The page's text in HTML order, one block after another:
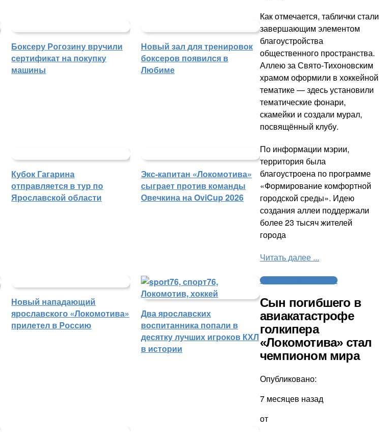
Боксеру Рогозину вручили
сертификат на покупку
машины
Новый зал для тренировок
боксеров появился в
Любиме
Кубок Гагарина
отправляется в тур по
Ярославской области
Экс-капитан «Локомотива»
сыграет против команды
Овечкина на OviCup 2026
Новый нападающий
ярославского «Локомотива»
прилетел в Россию
Два ярославских
воспитанника попали в
десятку лучших игроков КХЛ
в истории
Как отмечается, таблички стали
завершающим элементом
благоустройства
общественного пространства.
Аллею за Свято-Тихоновским
храмом оформили в хоккейной
тематике — здесь установили
тематические фонари,
скамейки и создали мурал,
посвящённый клубу.
По информации мэрии,
территория была
благоустроена по программе
«Формирование комфортной
городской среды». Идею
создания аллеи поддержали
более 23 тысяч жителей
города
Читать далее ...
Трагедия с «Локомотивом»
Сын погибшего в
авиакатастрофе
голкипера
«Локомотива» стал
чемпионом мира
Опубликовано:
7 месяцев назад
от